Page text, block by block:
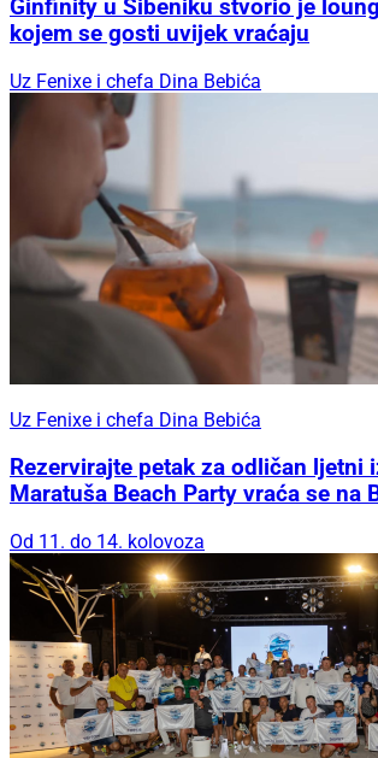
Ginfinity u Šibeniku stvorio je
kojem se gosti uvijek vraćaju
Uz Fenixe i chefa Dina Bebića
Uz Fenixe i chefa Dina Bebića
Rezervirajte petak za odličan ljetni
Maratuša Beach Party vraća se na
Od 11. do 14. kolovoza